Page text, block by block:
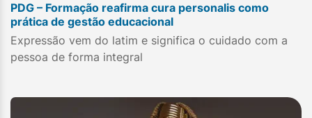
PDG – Formação reafirma cura personalis como
prática de gestão educacional
Expressão vem do latim e significa o cuidado com a
pessoa de forma integral